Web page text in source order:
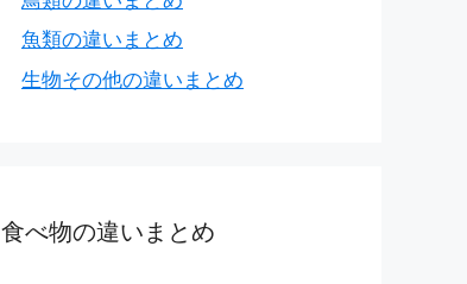
魚類の違いまとめ
生物その他の違いまとめ
食べ物の違いまとめ